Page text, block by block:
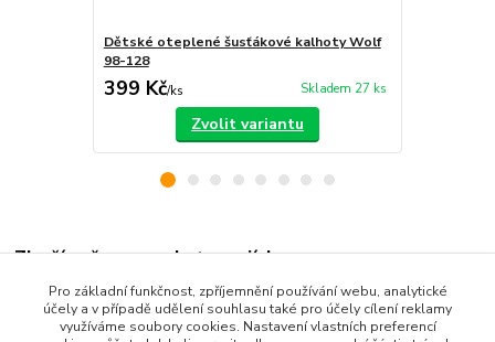
Dětské oteplené šusťákové kalhoty Wolf
98-128
399 Kč/ks Skladem 27 ks
Zvolit variantu
Zboží zařazeno v kategoriích
Dětské oblečení
Dětské kalhoty
Pro základní funkčnost, zpříjemnění používání webu, analytické
účely a v případě udělení souhlasu také pro účely cílení reklamy
využíváme soubory cookies. Nastavení vlastních preferencí